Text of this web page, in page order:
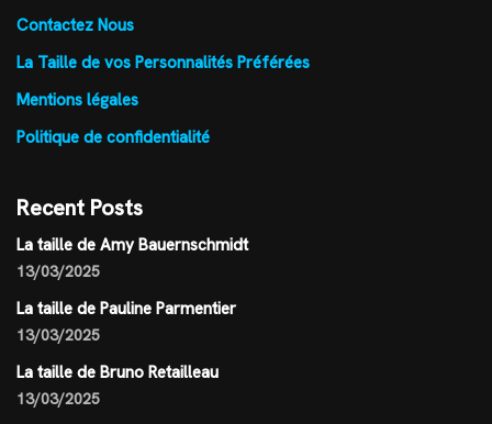
Contactez Nous
La Taille de vos Personnalités Préférées
Mentions légales
Politique de confidentialité
Recent Posts
La taille de Amy Bauernschmidt
13/03/2025
La taille de Pauline Parmentier
13/03/2025
La taille de Bruno Retailleau
13/03/2025